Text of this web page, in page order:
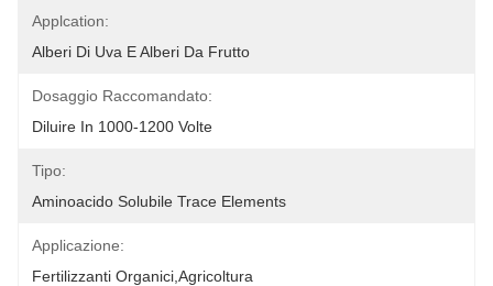
Applcation:
Alberi Di Uva E Alberi Da Frutto
Dosaggio Raccomandato:
Diluire In 1000-1200 Volte
Tipo:
Aminoacido Solubile Trace Elements
Applicazione:
Fertilizzanti Organici,agricoltura